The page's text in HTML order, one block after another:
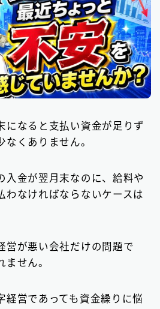
になると支払い資金が足りず
なくありません。
入金が翌月末なのに、給料や
わなければならないケースは
営が悪い会社だけの問題で
ません。
経営であっても資金繰りに悩